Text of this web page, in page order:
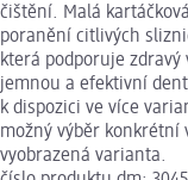
čištění. Malá
poranění citlivých
která podporuje
jemnou a efektivní
k dispozici ve více
možný výběr konkrétní
vyobrazená varianta.